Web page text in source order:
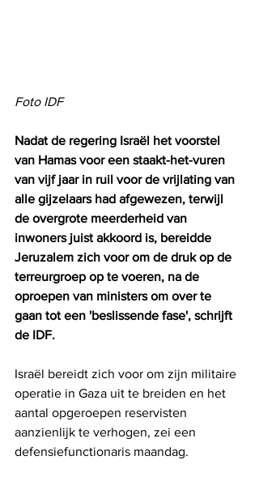
Foto IDF
Nadat de regering Israël het voorstel
van Hamas voor een staakt-het-vuren
van vijf jaar in ruil voor de vrijlating van
alle gijzelaars had afgewezen, terwijl
de overgrote meerderheid van
inwoners juist akkoord is, bereidde
Jeruzalem zich voor om de druk op de
terreurgroep op te voeren, na de
oproepen van ministers om over te
gaan tot een 'beslissende fase', schrijft
de IDF.
Israël bereidt zich voor om zijn militaire
operatie in Gaza uit te breiden en het
aantal opgeroepen reservisten
aanzienlijk te verhogen, zei een
defensiefunctionaris maandag.